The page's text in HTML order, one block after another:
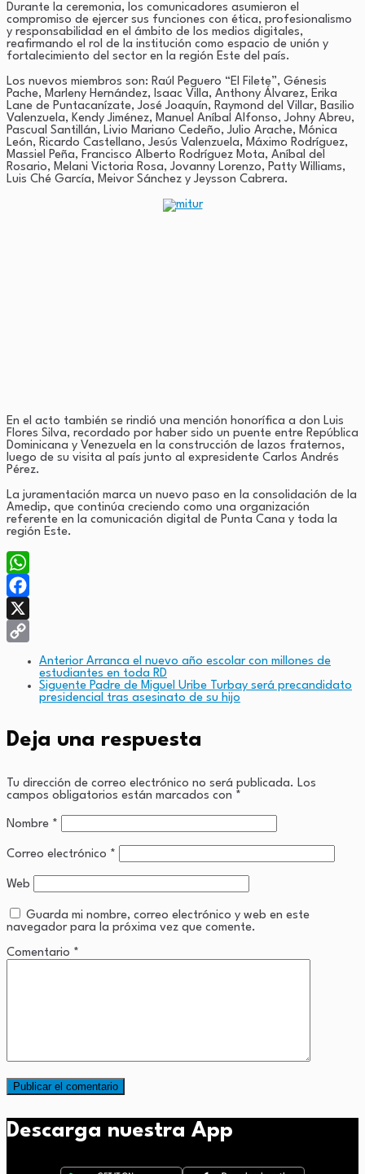
Durante la ceremonia, los comunicadores asumieron el
compromiso de ejercer sus funciones con ética, profesionalismo
y responsabilidad en el ámbito de los medios digitales,
reafirmando el rol de la institución como espacio de unión y
fortalecimiento del sector en la región Este del país.
Los nuevos miembros son: Raúl Peguero “El Filete”, Génesis
Pache, Marleny Hernández, Isaac Villa, Anthony Álvarez, Erika
Lane de Puntacanízate, José Joaquín, Raymond del Villar, Basilio
Valenzuela, Kendy Jiménez, Manuel Aníbal Alfonso, Johny Abreu,
Pascual Santillán, Livio Mariano Cedeño, Julio Arache, Mónica
León, Ricardo Castellano, Jesús Valenzuela, Máximo Rodríguez,
Massiel Peña, Francisco Alberto Rodríguez Mota, Aníbal del
Rosario, Melani Victoria Rosa, Jovanny Lorenzo, Patty Williams,
Luis Ché García, Meivor Sánchez y Jeysson Cabrera.
En el acto también se rindió una mención honorífica a don Luis
Flores Silva, recordado por haber sido un puente entre República
Dominicana y Venezuela en la construcción de lazos fraternos,
luego de su visita al país junto al expresidente Carlos Andrés
Pérez.
La juramentación marca un nuevo paso en la consolidación de la
Amedip, que continúa creciendo como una organización
referente en la comunicación digital de Punta Cana y toda la
región Este.
WhatsApp
Facebook
X
Anterior Arranca el nuevo año escolar con millones de
estudiantes en toda RD
Siguente Padre de Miguel Uribe Turbay será precandidato
presidencial tras asesinato de su hijo
Deja una respuesta
Tu dirección de correo electrónico no será publicada. Los
campos obligatorios están marcados con *
Nombre *
Correo electrónico *
Web
Guarda mi nombre, correo electrónico y web en este
navegador para la próxima vez que comente.
Comentario *
Descarga nuestra App